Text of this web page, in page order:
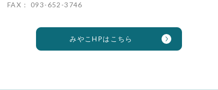
FAX：
093-652-3746
みやこHPはこちら